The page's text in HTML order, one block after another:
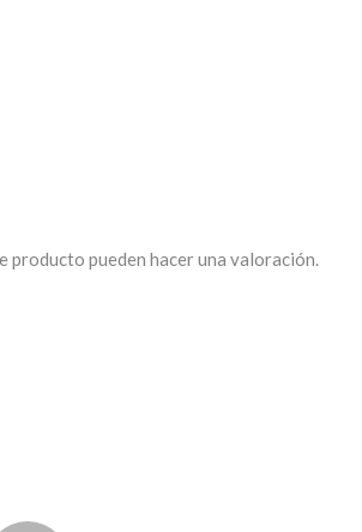
producto pueden hacer una valoración.